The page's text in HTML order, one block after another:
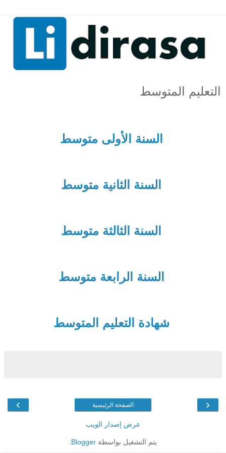
التعليم المتوسط
السنة الأولى متوسط
السنة الثانية متوسط
السنة الثالثة متوسط
السنة الرابعة متوسط
شهادة التعليم المتوسط
‹
› الصفحة الرئيسية
عرض إصدار الويب
يتم التشغيل بواسطة Blogger
.